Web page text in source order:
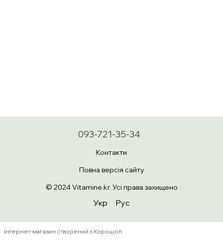
093-721-35-34
Контакти
Повна версія сайту
© 2024 Vitamine.kr. Усі права захищено
Укр Рус
Інтернет-магазин створений з Хорошоп